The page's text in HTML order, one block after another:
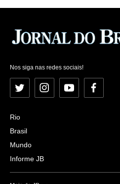
Nos siga nas redes sociais!
Twitter InstagramYouTubeFacebook
Rio
Brasil
Mundo
Informe JB